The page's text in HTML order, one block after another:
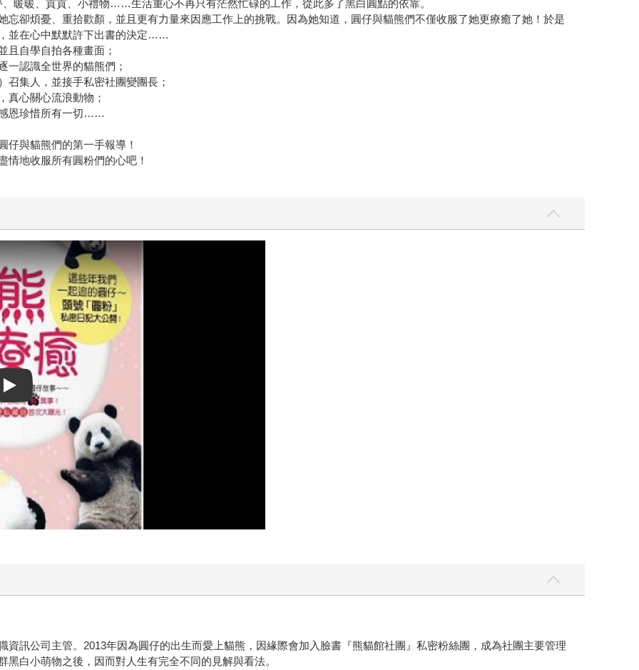
暖暖、貢貢、小禮物……生活重心不再只有茫然忙碌的工作，從此多了黑白圓點的依靠。
忘卻煩憂、重拾歡顏，並且更有力量來因應工作上的挑戰。因為她知道，圓仔與貓熊們不僅收服了她更療癒了她！於是
並在心中默默許下出書的決定……
自學自拍各種畫面；
認識全世界的貓熊們；
集人，並接手私密社團變團長；
真心關心流浪動物；
恩珍惜所有一切……
仔與貓熊們的第一手報導！
情地收服所有圓粉們的心吧！
Play video
訊公司主管。2013年因為圓仔的出生而愛上貓熊，因緣際會加入臉書『熊貓館社團』私密粉絲團，成為社團主要管理
白小萌物之後，因而對人生有完全不同的見解與看法。